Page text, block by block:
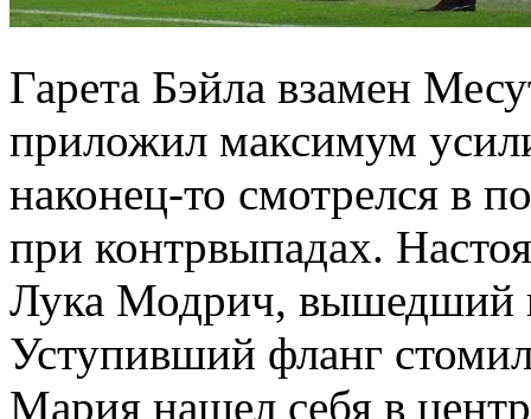
Гарета Бэйла взамен
приложил максимум
наконец-то смотрелся в
при контрвыпадах.
Лука Модрич, вышедший
Уступивший фланг
Мария нашел себя в